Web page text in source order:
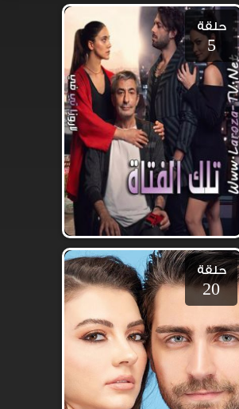
حلقة
5
حلقة
20